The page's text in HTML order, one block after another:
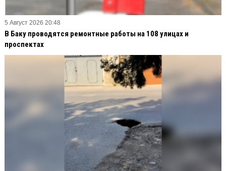
5 Август 2026 20:48
В Баку проводятся ремонтные работы на 108 улицах и
проспектах